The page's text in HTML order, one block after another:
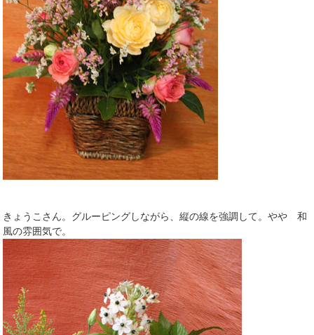
きょうこさん。グルーピングしながら、縦の線を強調して。やや 和
風の雰囲気で。